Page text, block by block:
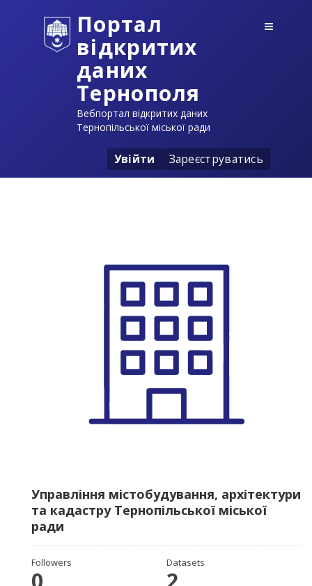
Портал
відкритих
даних
Тернополя
Вебпортал відкритих даних
Тернопільської міської ради
Увійти Зареєструватись
Управління містобудування, архітектури
та кадастру Тернопільської міської
ради
Followers Datasets